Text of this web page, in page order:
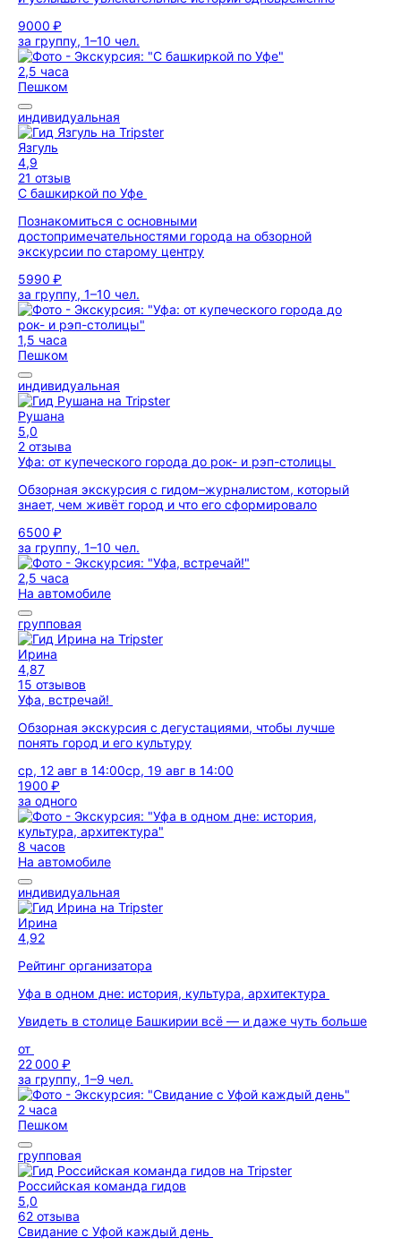
9000 ₽
за группу, 1–10 чел.
2,5 часа
Пешком
индивидуальная
Язгуль
4,9
21 отзыв
С башкиркой по Уфе
Познакомиться с основными
достопримечательностями города на обзорной
экскурсии по старому центру
5990 ₽
за группу, 1–10 чел.
1,5 часа
Пешком
индивидуальная
Рушана
5,0
2 отзыва
Уфа: от купеческого города до рок- и рэп-столицы
Обзорная экскурсия с гидом–журналистом, который
знает, чем живёт город и что его сформировало
6500 ₽
за группу, 1–10 чел.
2,5 часа
На автомобиле
групповая
Ирина
4,87
15 отзывов
Уфа, встречай!
Обзорная экскурсия с дегустациями, чтобы лучше
понять город и его культуру
ср, 12 авг в 14:00ср, 19 авг в 14:00
1900 ₽
за одного
8 часов
На автомобиле
индивидуальная
Ирина
4,92
Рейтинг организатора
Уфа в одном дне: история, культура, архитектура
Увидеть в столице Башкирии всё — и даже чуть больше
от
22 000 ₽
за группу, 1–9 чел.
2 часа
Пешком
групповая
Российская команда гидов
5,0
62 отзыва
Свидание с Уфой каждый день